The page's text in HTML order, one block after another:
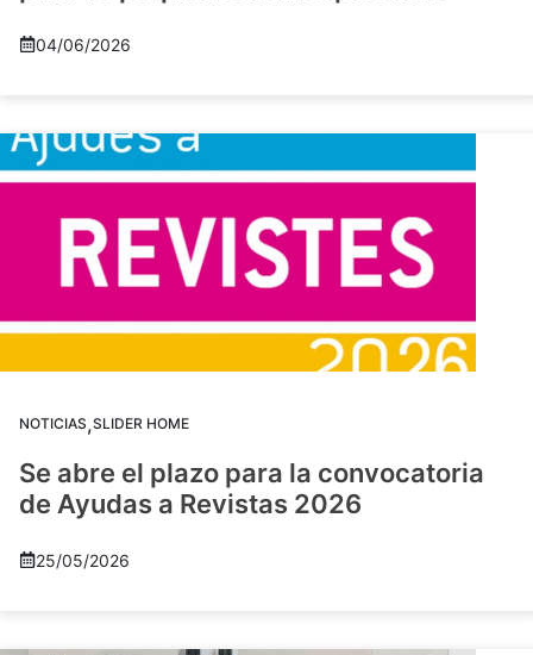
04/06/2026
NOTICIAS,SLIDER HOME
Se abre el plazo para la convocatoria
de Ayudas a Revistas 2026
25/05/2026